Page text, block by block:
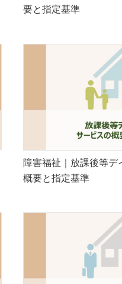
要と指定基準
障害福祉｜放課後等デ
概要と指定基準